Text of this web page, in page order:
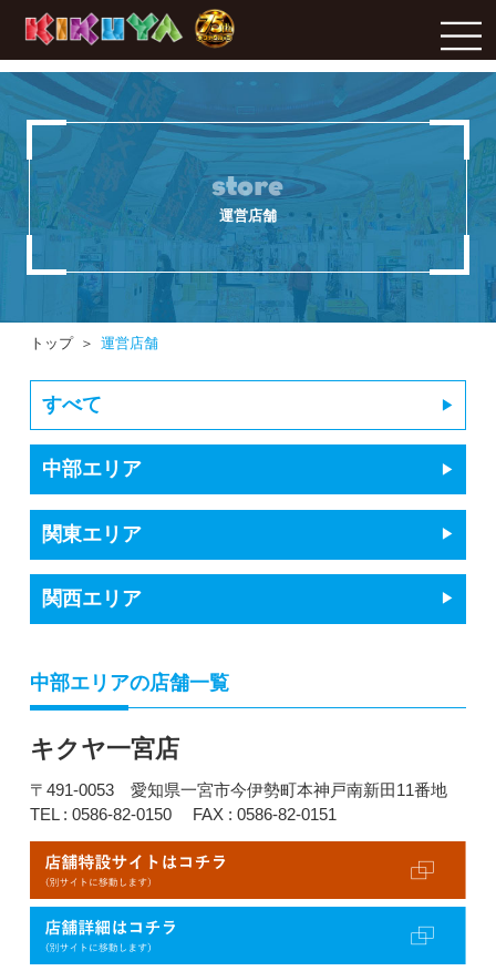
store
運営店舗
トップ 運営店舗
すべて
中部エリア
関東エリア
関西エリア
中部エリアの店舗一覧
キクヤ一宮店
〒491-0053 愛知県一宮市今伊勢町本神戸南新田11番地
TEL : 0586-82-0150
FAX : 0586-82-0151